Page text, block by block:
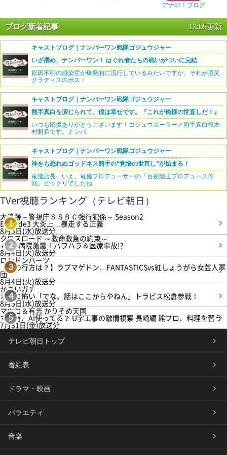
アナch！ブログ
ブログ新着記事 13:05更新
キャストブログ｜ナンバーワン戦隊ゴジュウジャー
いざ掴め、ナンバーワン！ はぐれ者たちの戦いがついに完結
原因不明の感染症が爆発的に流行しているみたいですが、それが厄災
クラディスのボス・
キャストブログ｜ナンバーワン戦隊ゴジュウジャー
熊手真白を演じられて、僕は幸せです。『これが俺様の世直しだ！』
いつも応援ありがとうございます！ゴジュウポーラー／熊手真白役木
村魁希です。ナンバ
キャストブログ｜ナンバーワン戦隊ゴジュウジャー
神をも恐れぬゴッドネス熊手の“覚悟の世直し”が始まる！
竜儀店長…いえ、竜儀プロデューサーの「百夜陸王プロデュース作
戦」ビックリでしたね
TVer視聴ランキング（テレビ朝日）
1
大追跡～警視庁ＳＳＢＣ強行犯係～ Season2
Episode3 大炎上…暴走する正義
8月5日(水)放送分
2
クロスロード ～救命救急の約束～
＃5 病院激震！パワハラ＆医療事故!?
8月4日(火)放送分
3
ロンドンハーツ
【恋の行方は？】ラブマゲドン…FANTASTICSvs紅しょうがら女芸人軍
団
8月4日(火)放送分
4
かまいガチ
オモロ怖い「でな、話はここからやねん」トラビス松倉参戦！
8月5日(水)放送分
5
マツコ＆有吉 かりそめ天国
マツ有、AI使ってる？ U字工事の敵情視察 長崎編 熊プロ、料理を習う
7月31日(金)放送分
テレビ朝日トップ
番組表
ドラマ・映画
バラエティ
音楽